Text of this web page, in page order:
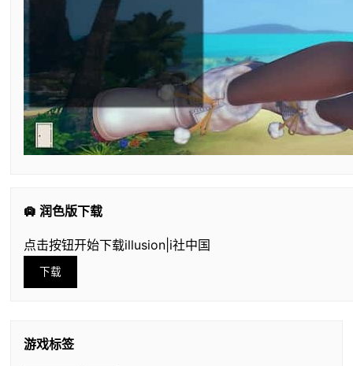
🛄 润色版下载
点击按钮开始下载illusion|i社中国
下载
游戏标签